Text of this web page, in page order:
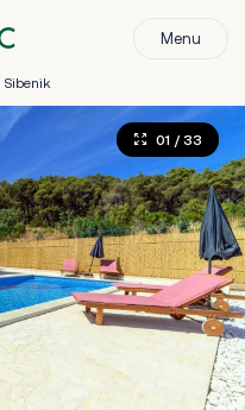
Menu
Sibenik
01 / 33